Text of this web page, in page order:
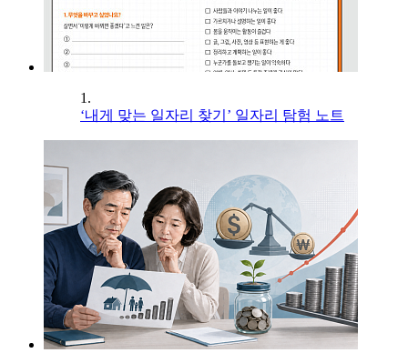
1.
‘내게 맞는 일자리 찾기’ 일자리 탐험 노트